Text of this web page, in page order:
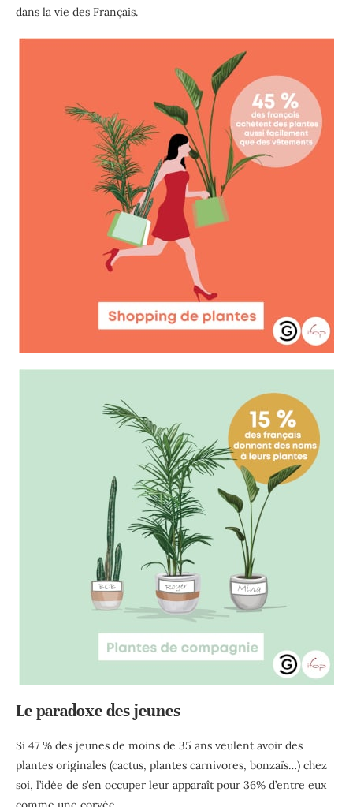
dans la vie des Français.
Le paradoxe des jeunes
Si 47 % des jeunes de moins de 35 ans veulent avoir des
plantes originales (cactus, plantes carnivores, bonzaïs…) chez
soi, l’idée de s’en occuper leur apparaît pour 36% d’entre eux